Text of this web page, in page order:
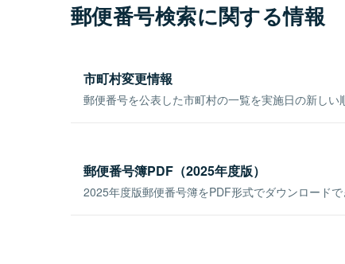
郵便番号検索に関する情報
市町村変更情報
郵便番号を公表した市町村の一覧を実施日の新しい
郵便番号簿PDF（2025年度版）
2025年度版郵便番号簿をPDF形式でダウンロードで